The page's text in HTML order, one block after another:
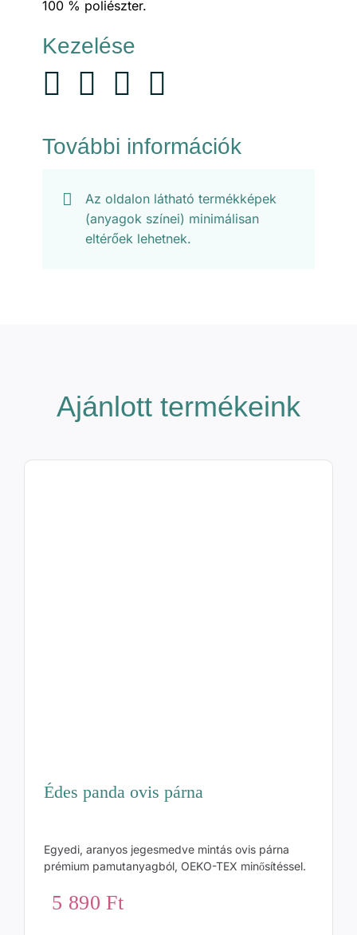
100 % poliészter.
Kezelése
További információk
Az oldalon látható termékképek
(anyagok színei) minimálisan
eltérőek lehetnek.
Ajánlott termékeink
Édes panda ovis párna
Egyedi, aranyos jegesmedve mintás ovis párna
prémium pamutanyagból, OEKO-TEX minősítéssel.
5 890Ft